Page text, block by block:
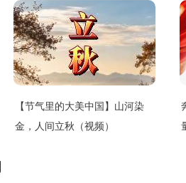
【节气里的大美中国】山河染
金，人间立秋（视频）